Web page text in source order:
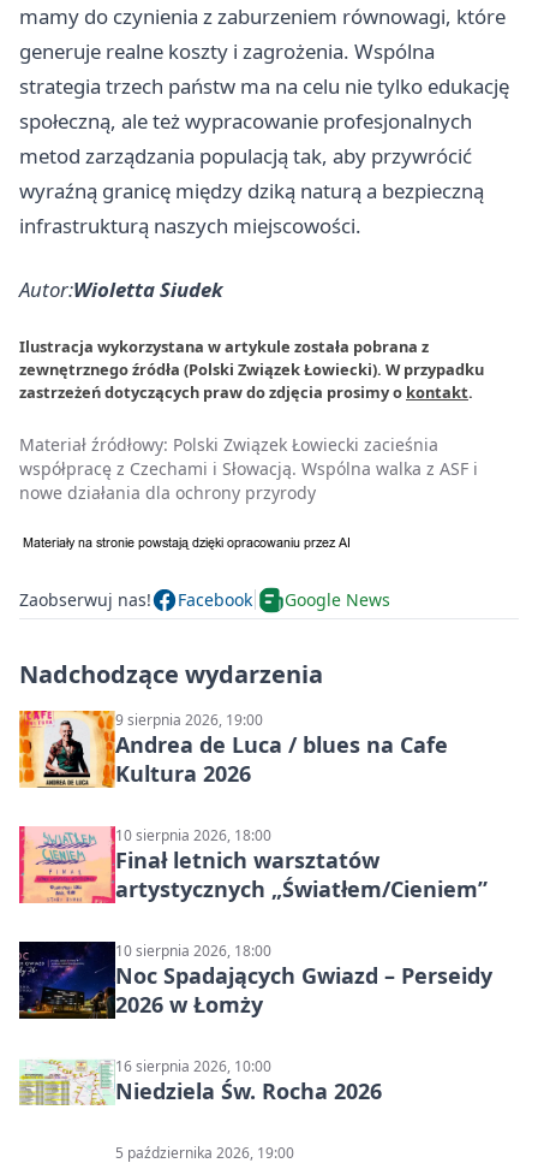
mamy do czynienia z zaburzeniem równowagi, które
generuje realne koszty i zagrożenia. Wspólna
strategia trzech państw ma na celu nie tylko edukację
społeczną, ale też wypracowanie profesjonalnych
metod zarządzania populacją tak, aby przywrócić
wyraźną granicę między dziką naturą a bezpieczną
infrastrukturą naszych miejscowości.
Autor:Wioletta Siudek
Ilustracja wykorzystana w artykule została pobrana z
zewnętrznego źródła (Polski Związek Łowiecki). W przypadku
zastrzeżeń dotyczących praw do zdjęcia prosimy o kontakt.
Materiał źródłowy: Polski Związek Łowiecki zacieśnia
współpracę z Czechami i Słowacją. Wspólna walka z ASF i
nowe działania dla ochrony przyrody
Zaobserwuj nas! Facebook Google News
Nadchodzące wydarzenia
9 sierpnia 2026, 19:00
Andrea de Luca / blues na Cafe
Kultura 2026
10 sierpnia 2026, 18:00
Finał letnich warsztatów
artystycznych „Światłem/Cieniem”
10 sierpnia 2026, 18:00
Noc Spadających Gwiazd – Perseidy
2026 w Łomży
16 sierpnia 2026, 10:00
Niedziela Św. Rocha 2026
5 października 2026, 19:00